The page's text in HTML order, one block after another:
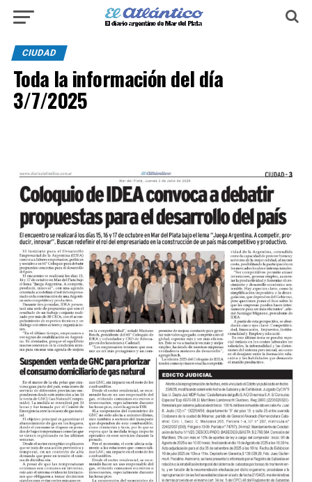
CIUDAD
Toda la información del día
3/7/2025